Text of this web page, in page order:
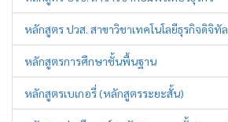
หลักสูตร ปวส. สาขาวิชาเทคโนโลยีธุรกิจดิจิทัล
หลักสูตรการศึกษาชั้นพื้นฐาน
หลักสูตรเบเกอรี่ (หลักสูตรระยะสั้น)